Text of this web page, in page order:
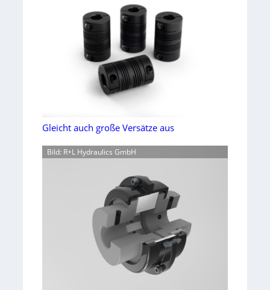
Gleicht auch große Versätze aus
Bild: R+L Hydraulics GmbH